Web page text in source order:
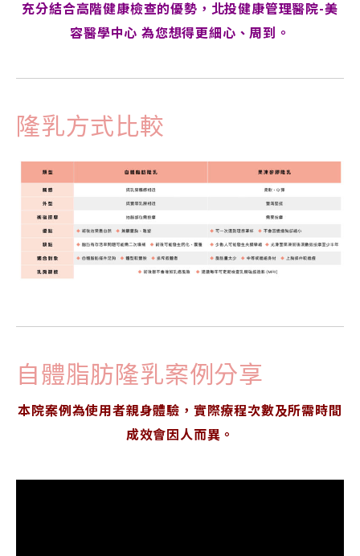
充分結合高階健康檢查的優勢，北投健康管理醫院-美
容醫學中心 為您想得更細心、周到。
隆乳方式比較
自體脂肪隆乳案例分享
本院案例為使用者親身體驗，實際療程次數及所需時間
成效會因人而異。